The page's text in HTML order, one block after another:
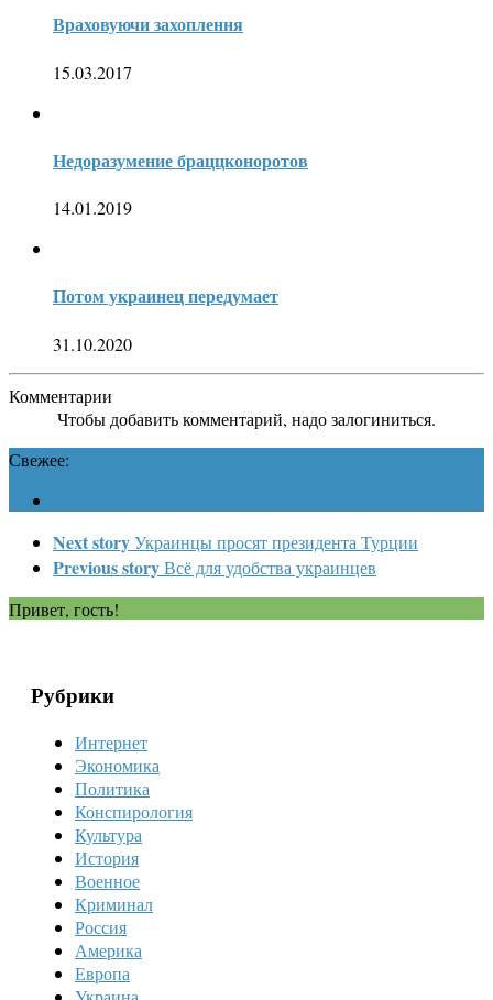
Враховуючи захоплення
15.03.2017
Недоразумение браццконоротов
14.01.2019
Потом украинец передумает
31.10.2020
Комментарии
Чтобы добавить комментарий, надо залогиниться.
Свежее:
Next storyУкраинцы просят президента Турции
Previous storyВсё для удобства украинцев
Привет, гость!
Рубрики
Интернет
Экономика
Политика
Конспирология
Культура
История
Военное
Криминал
Россия
Америка
Европа